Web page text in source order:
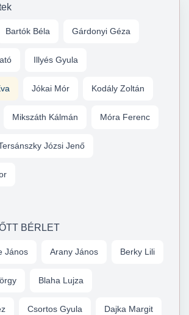
Bartók Béla Gárdonyi Géza
Illyés Gyula
Jókai Mór Kodály Zoltán
Mikszáth Kálmán Móra Ferenc
Józsi Jenő
BÉRLET
János Arany János Berky Lili
Blaha Lujza
Csortos Gyula Dajka Margit